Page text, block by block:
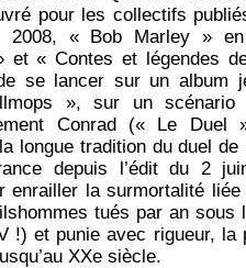
pour les collectifs
2008, « Bob Marley »
et « Contes et légendes
se lancer sur un album
», sur un scénario
Conrad (« Le Duel
longue tradition du duel
depuis l’édit du 2
enrailler la surmortalité
tués par an sous
!) et punie avec rigueur,
XXe siècle.